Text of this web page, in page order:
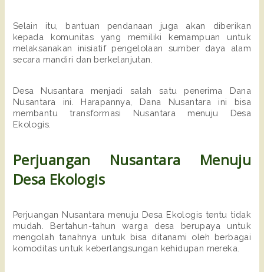
Selain itu, bantuan pendanaan juga akan diberikan
kepada komunitas yang memiliki kemampuan untuk
melaksanakan inisiatif pengelolaan sumber daya alam
secara mandiri dan berkelanjutan.
Desa Nusantara menjadi salah satu penerima Dana
Nusantara ini. Harapannya, Dana Nusantara ini bisa
membantu transformasi Nusantara menuju Desa
Ekologis.
Perjuangan Nusantara Menuju
Desa Ekologis
Perjuangan Nusantara menuju Desa Ekologis tentu tidak
mudah. Bertahun-tahun warga desa berupaya untuk
mengolah tanahnya untuk bisa ditanami oleh berbagai
komoditas untuk keberlangsungan kehidupan mereka.